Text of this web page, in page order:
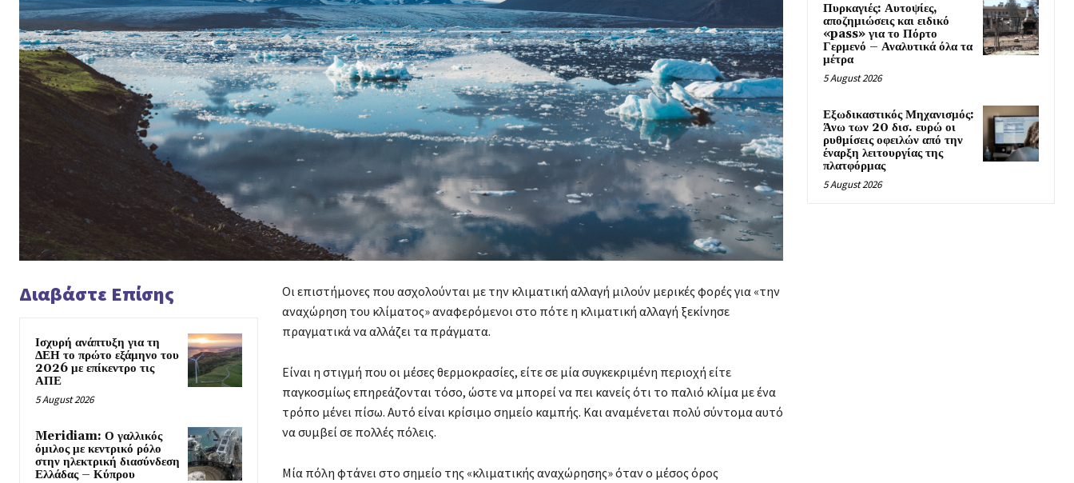
Διαβάστε Επίσης
Ισχυρή ανάπτυξη για τη
ΔΕΗ το πρώτο εξάμηνο του
2026 με επίκεντρο τις
ΑΠΕ
5 August 2026
Meridiam: Ο γαλλικός
όμιλος με κεντρικό ρόλο
στην ηλεκτρική διασύνδεση
Ελλάδας – Κύπρου
Οι επιστήμονες που ασχολούνται με την κλιματική αλλαγή μιλούν μερικές φορές για «την
αναχώρηση του κλίματος» αναφερόμενοι στο πότε η κλιματική αλλαγή ξεκίνησε
πραγματικά να αλλάζει τα πράγματα.
Είναι η στιγμή που οι μέσες θερμοκρασίες, είτε σε μία συγκεκριμένη περιοχή είτε
παγκοσμίως επηρεάζονται τόσο, ώστε να μπορεί να πει κανείς ότι το παλιό κλίμα με ένα
τρόπο μένει πίσω. Αυτό είναι κρίσιμο σημείο καμπής. Και αναμένεται πολύ σύντομα αυτό
να συμβεί σε πολλές πόλεις.
Μία πόλη φτάνει στο σημείο της «κλιματικής αναχώρησης» όταν ο μέσος όρος
Πυρκαγιές: Αυτοψίες,
αποζημιώσεις και ειδικό
«pass» για το Πόρτο
Γερμενό – Αναλυτικά όλα τα
μέτρα
5 August 2026
Εξωδικαστικός Μηχανισμός:
Άνω των 20 δισ. ευρώ οι
ρυθμίσεις οφειλών από την
έναρξη λειτουργίας της
πλατφόρμας
5 August 2026